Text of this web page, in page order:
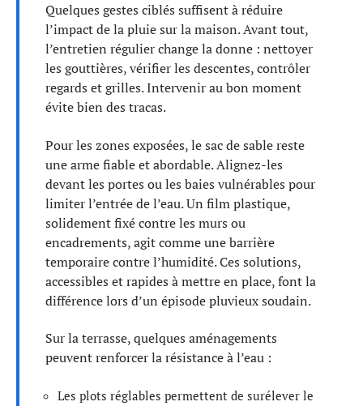
Quelques gestes ciblés suffisent à réduire
l’impact de la pluie sur la maison. Avant tout,
l’entretien régulier change la donne : nettoyer
les gouttières, vérifier les descentes, contrôler
regards et grilles. Intervenir au bon moment
évite bien des tracas.
Pour les zones exposées, le sac de sable reste
une arme fiable et abordable. Alignez-les
devant les portes ou les baies vulnérables pour
limiter l’entrée de l’eau. Un film plastique,
solidement fixé contre les murs ou
encadrements, agit comme une barrière
temporaire contre l’humidité. Ces solutions,
accessibles et rapides à mettre en place, font la
différence lors d’un épisode pluvieux soudain.
Sur la terrasse, quelques aménagements
peuvent renforcer la résistance à l’eau :
Les plots réglables permettent de surélever le